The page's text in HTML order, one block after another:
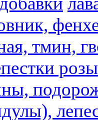
тмин,
розы